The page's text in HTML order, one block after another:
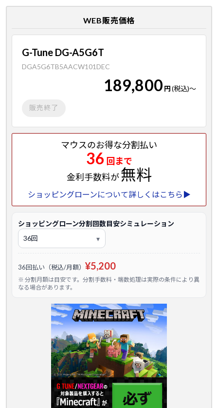
WEB販売価格
G-Tune DG-A5G6T
DGA5G6TB5AACW101DEC
189,800 円(税込)～
販売終了
マウスのお得な分割払い
36 回まで
金利手数料が無料
ショッピングローンについて詳しくはこちら▶
ショッピングローン分割回数目安シミュレーション
36回払い（税込/月額） ¥5,200
※ 分割月額は目安です。分割手数料・端数処理は実際の条件により異
なる場合があります。